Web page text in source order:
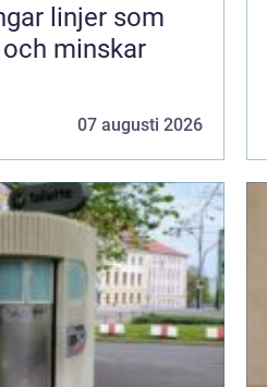
linjer som
minskar
07 augusti 2026